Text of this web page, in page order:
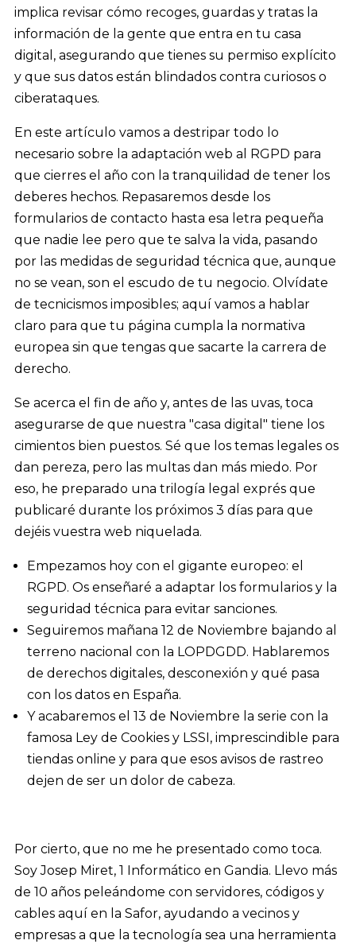
implica revisar cómo recoges, guardas y tratas la
información de la gente que entra en tu casa
digital, asegurando que tienes su permiso explícito
y que sus datos están blindados contra curiosos o
ciberataques.
En este artículo vamos a destripar todo lo
necesario sobre la adaptación web al RGPD para
que cierres el año con la tranquilidad de tener los
deberes hechos. Repasaremos desde los
formularios de contacto hasta esa letra pequeña
que nadie lee pero que te salva la vida, pasando
por las medidas de seguridad técnica que, aunque
no se vean, son el escudo de tu negocio. Olvídate
de tecnicismos imposibles; aquí vamos a hablar
claro para que tu página cumpla la normativa
europea sin que tengas que sacarte la carrera de
derecho.
Se acerca el fin de año y, antes de las uvas, toca
asegurarse de que nuestra "casa digital" tiene los
cimientos bien puestos. Sé que los temas legales os
dan pereza, pero las multas dan más miedo. Por
eso, he preparado una trilogía legal exprés que
publicaré durante los próximos 3 días para que
dejéis vuestra web niquelada.
Empezamos hoy con el gigante europeo: el
RGPD. Os enseñaré a adaptar los formularios y la
seguridad técnica para evitar sanciones.
Seguiremos mañana 12 de Noviembre bajando al
terreno nacional con la LOPDGDD. Hablaremos
de derechos digitales, desconexión y qué pasa
con los datos en España.
Y acabaremos el 13 de Noviembre la serie con la
famosa Ley de Cookies y LSSI, imprescindible para
tiendas online y para que esos avisos de rastreo
dejen de ser un dolor de cabeza.
Por cierto, que no me he presentado como toca.
Soy Josep Miret, 1 Informático en Gandia. Llevo más
de 10 años peleándome con servidores, códigos y
cables aquí en la Safor, ayudando a vecinos y
empresas a que la tecnología sea una herramienta